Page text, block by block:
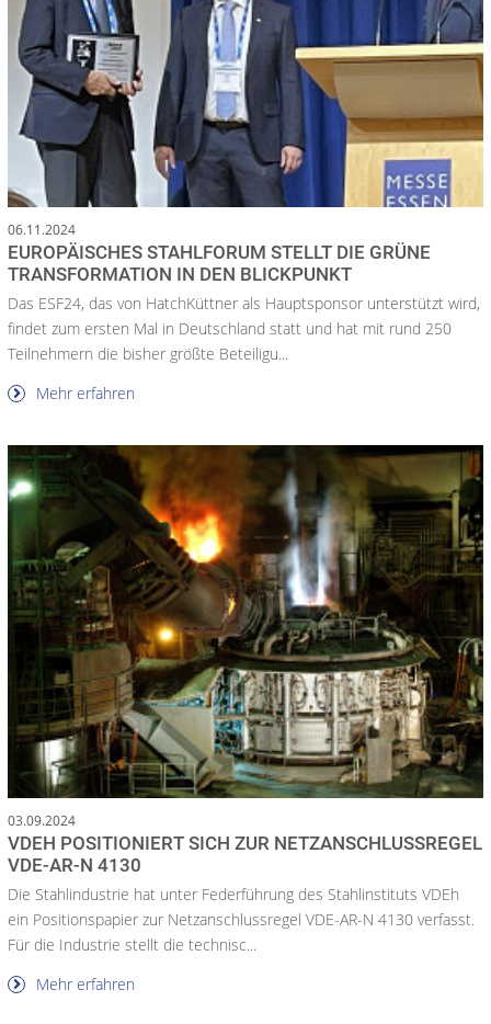
06.11.2024
EUROPÄISCHES STAHLFORUM STELLT DIE GRÜNE
TRANSFORMATION IN DEN BLICKPUNKT
Das ESF24, das von HatchKüttner als Hauptsponsor unterstützt wird,
findet zum ersten Mal in Deutschland statt und hat mit rund 250
Teilnehmern die bisher größte Beteiligu...
Mehr erfahren
03.09.2024
VDEH POSITIONIERT SICH ZUR NETZANSCHLUSSREGEL
VDE-AR-N 4130
Die Stahlindustrie hat unter Federführung des Stahlinstituts VDEh
ein Positionspapier zur Netzanschlussregel VDE-AR-N 4130 verfasst.
Für die Industrie stellt die technisc...
Mehr erfahren